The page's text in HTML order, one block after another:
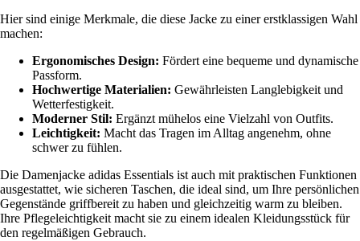
Hier sind einige Merkmale, die diese Jacke zu einer erstklassigen Wahl
machen:
Ergonomisches Design: Fördert eine bequeme und dynamische
Passform.
Hochwertige Materialien: Gewährleisten Langlebigkeit und
Wetterfestigkeit.
Moderner Stil: Ergänzt mühelos eine Vielzahl von Outfits.
Leichtigkeit: Macht das Tragen im Alltag angenehm, ohne
schwer zu fühlen.
Die Damenjacke adidas Essentials ist auch mit praktischen Funktionen
ausgestattet, wie sicheren Taschen, die ideal sind, um Ihre persönlichen
Gegenstände griffbereit zu haben und gleichzeitig warm zu bleiben.
Ihre Pflegeleichtigkeit macht sie zu einem idealen Kleidungsstück für
den regelmäßigen Gebrauch.